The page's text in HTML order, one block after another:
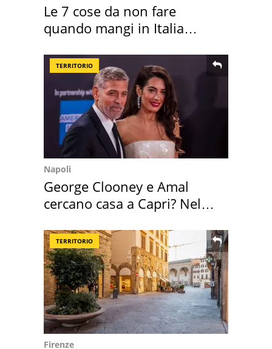
Le 7 cose da non fare
quando mangi in Italia
TERRITORIO
Napoli
George Clooney e Amal
cercano casa a Capri? Nel
TERRITORIO
Firenze